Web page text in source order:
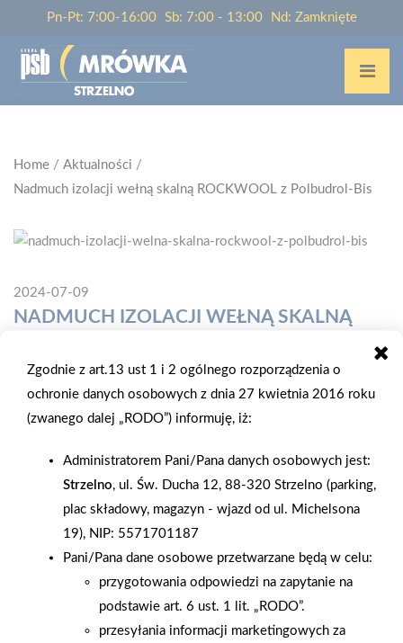
Pn-Pt: 7:00-16:00 Sb: 7:00 - 13:00 Nd: Zamknięte
Home / Aktualności /
Nadmuch izolacji wełną skalną ROCKWOOL z Polbudrol-Bis
2024-07-09
NADMUCH IZOLACJI WEŁNĄ SKALNĄ
W ramach współpracy z producentem ROCKWOOL Group
rozszerzamy ofertę o usługę wypożyczenia sprzętu dla
nadmuchiwarka do izolacji. Nadmuch wełny skalnej
ROCKWOOL jest obecnie najlepszą metodą izolacji wszędzie
tam, gdzie kształt izolowanej przegrody jest nieregularny,
trudny do dokładnego zaizolowania lub gdzie liczy się
szybkość. GRANROCK SUPER to materiał z wełny skalnej
przeznaczony do nadmuchu. Jest on doskonałą alternatywą dla
rozwiązań izolacji natryskowych: pozwala ocieplić poddasze
wysokiej jakości materiałem izolacyjnym już w 1 dzień, bez
Zgodnie z art.13 ust 1 i 2 ogólnego rozporządzenia o
ochronie danych osobowych z dnia 27 kwietnia 2016 roku
(zwanego dalej „RODO”) informuję, iż:
Administratorem Pani/Pana danych osobowych jest:
Strzelno, ul. Św. Ducha 12, 88-320 Strzelno (parking,
plac składowy, magazyn - wjazd od ul. Michelsona
19), NIP: 5571701187
Pani/Pana dane osobowe przetwarzane będą w celu:
przygotowania odpowiedzi na zapytanie na
podstawie art. 6 ust. 1 lit. „RODO”.
przesyłania informacji marketingowych za